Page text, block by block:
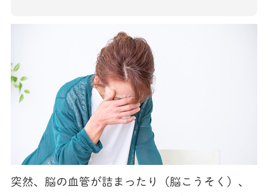
突然、脳の血管が詰まったり（脳こうそく）、